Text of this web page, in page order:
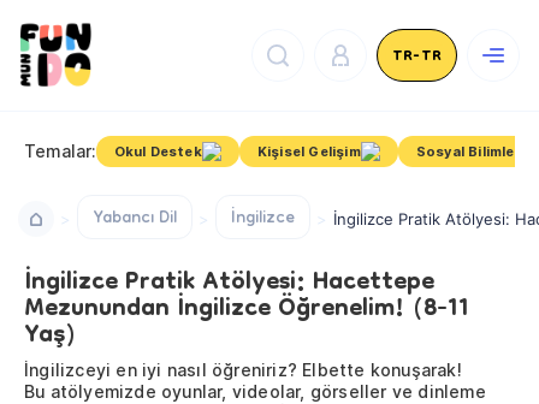
TR-TR
Temalar: Okul Destek Kişisel Gelişim Sosyal Bilimler
Yabancı Dil İngilizce İngilizce Pratik Atölyesi:
İngilizce Pratik Atölyesi: Hacettepe
Mezunundan İngilizce Öğrenelim! (8-11
Yaş)
İngilizceyi en iyi nasıl öğreniriz? Elbette konuşarak!
Bu atölyemizde oyunlar, videolar, görseller ve dinleme